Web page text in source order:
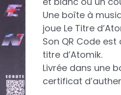
Une boîte à
joue Le Titre
Son QR Code
titre d’Atomik.
Livrée dans une
certificat